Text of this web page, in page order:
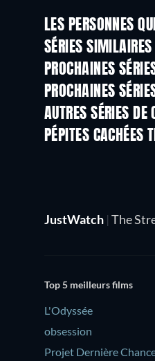
LES PERSONNES
SÉRIES SIMILAIRES
PROCHAINES
PROCHAINES
AUTRES SÉRIES
PÉPITES CACHÉES
JustWatch | The
Top 5 meilleurs films
L'Odyssée
obsession
Projet Dernière